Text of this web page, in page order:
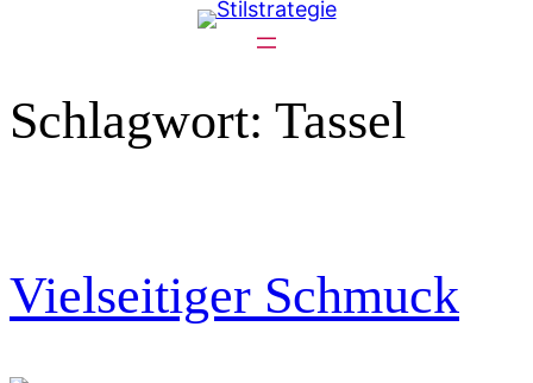
Schlagwort: Tassel
Vielseitiger Schmuck